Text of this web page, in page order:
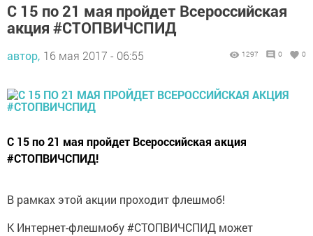
С 15 по 21 мая пройдет Всероссийская
акция #СТОПВИЧСПИД
автор, 16 мая 2017 - 06:55 1297 0 0
С 15 по 21 мая пройдет Всероссийская акция
#СТОПВИЧСПИД!
В рамках этой акции проходит флешмоб!
К Интернет-флешмобу #СТОПВИЧСПИД может